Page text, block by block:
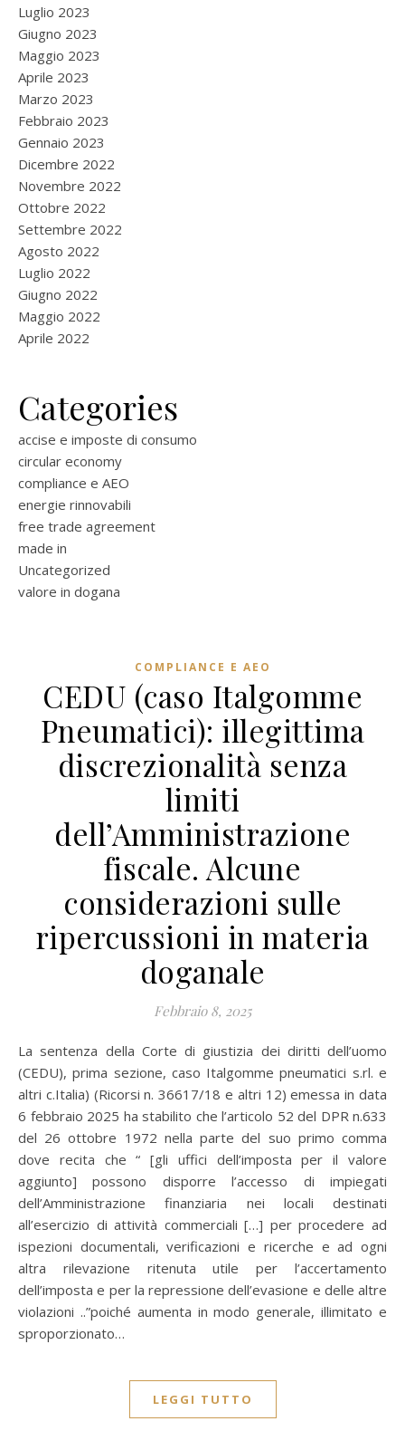
Luglio 2023
Giugno 2023
Maggio 2023
Aprile 2023
Marzo 2023
Febbraio 2023
Gennaio 2023
Dicembre 2022
Novembre 2022
Ottobre 2022
Settembre 2022
Agosto 2022
Luglio 2022
Giugno 2022
Maggio 2022
Aprile 2022
Categories
accise e imposte di consumo
circular economy
compliance e AEO
energie rinnovabili
free trade agreement
made in
Uncategorized
valore in dogana
COMPLIANCE E AEO
CEDU (caso Italgomme
Pneumatici): illegittima
discrezionalità senza
limiti
dell’Amministrazione
fiscale. Alcune
considerazioni sulle
ripercussioni in materia
doganale
Febbraio 8, 2025
La sentenza della Corte di giustizia dei diritti dell’uomo
(CEDU), prima sezione, caso Italgomme pneumatici s.rl. e
altri c.Italia) (Ricorsi n. 36617/18 e altri 12) emessa in data
6 febbraio 2025 ha stabilito che l’articolo 52 del DPR n.633
del 26 ottobre 1972 nella parte del suo primo comma
dove recita che “ [gli uffici dell’imposta per il valore
aggiunto] possono disporre l’accesso di impiegati
dell’Amministrazione finanziaria nei locali destinati
all’esercizio di attività commerciali […] per procedere ad
ispezioni documentali, verificazioni e ricerche e ad ogni
altra rilevazione ritenuta utile per l’accertamento
dell’imposta e per la repressione dell’evasione e delle altre
violazioni ..”poiché aumenta in modo generale, illimitato e
sproporzionato…
LEGGI TUTTO